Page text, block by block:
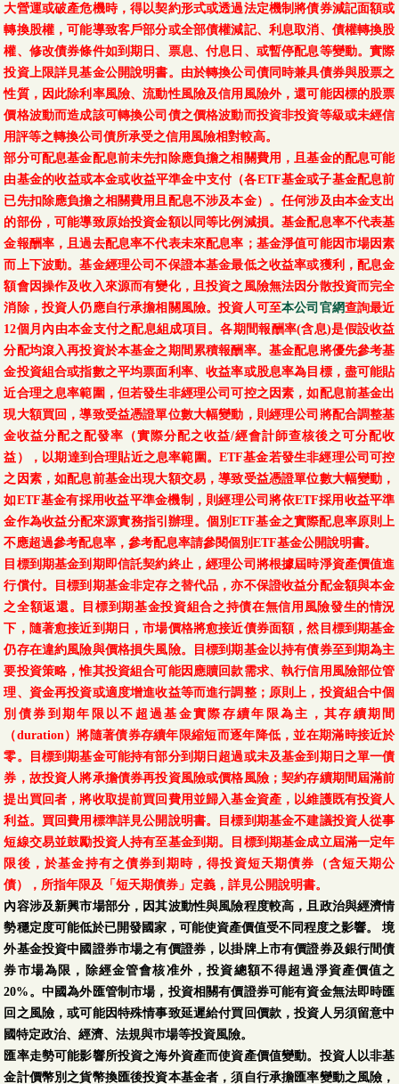
大營運或破產危機時，得以契約形式或透過法定機制將債券減記面額或
轉換股權，可能導致客戶部分或全部債權減記、利息取消、債權轉換股
權、修改債券條件如到期日、票息、付息日、或暫停配息等變動。實際
投資上限詳見基金公開說明書。由於轉換公司債同時兼具債券與股票之
性質，因此除利率風險、流動性風險及信用風險外，還可能因標的股票
價格波動而造成該可轉換公司債之價格波動而投資非投資等級或未經信
用評等之轉換公司債所承受之信用風險相對較高。
部分可配息基金配息前未先扣除應負擔之相關費用，且基金的配息可能
由基金的收益或本金或收益平準金中支付（各ETF基金或子基金配息前
已先扣除應負擔之相關費用且配息不涉及本金）。任何涉及由本金支出
的部份，可能導致原始投資金額以同等比例減損。基金配息率不代表基
金報酬率，且過去配息率不代表未來配息率；基金淨值可能因市場因素
而上下波動。基金經理公司不保證本基金最低之收益率或獲利，配息金
額會因操作及收入來源而有變化，且投資之風險無法因分散投資而完全
消除，投資人仍應自行承擔相關風險。投資人可至本公司官網查詢最近
12個月內由本金支付之配息組成項目。各期間報酬率(含息)是假設收益
分配均滾入再投資於本基金之期間累積報酬率。基金配息將優先參考基
金投資組合或指數之平均票面利率、收益率或股息率為目標，盡可能貼
近合理之息率範圍，但若發生非經理公司可控之因素，如配息前基金出
現大額買回，導致受益憑證單位數大幅變動，則經理公司將配合調整基
金收益分配之配發率（實際分配之收益/經會計師查核後之可分配收
益），以期達到合理貼近之息率範圍。ETF基金若發生非經理公司可控
之因素，如配息前基金出現大額交易，導致受益憑證單位數大幅變動，
如ETF基金有採用收益平準金機制，則經理公司將依ETF採用收益平準
金作為收益分配來源實務指引辦理。個別ETF基金之實際配息率原則上
不應超過參考配息率，參考配息率請參閱個別ETF基金公開說明書。
目標到期基金到期即信託契約終止，經理公司將根據屆時淨資產價值進
行償付。目標到期基金非定存之替代品，亦不保證收益分配金額與本金
之全額返還。目標到期基金投資組合之持債在無信用風險發生的情況
下，隨著愈接近到期日，市場價格將愈接近債券面額，然目標到期基金
仍存在違約風險與價格損失風險。目標到期基金以持有債券至到期為主
要投資策略，惟其投資組合可能因應贖回款需求、執行信用風險部位管
理、資金再投資或適度增進收益等而進行調整；原則上，投資組合中個
別債券到期年限以不超過基金實際存續年限為主，其存續期間
（duration）將隨著債券存續年限縮短而逐年降低，並在期滿時接近於
零。目標到期基金可能持有部分到期日超過或未及基金到期日之單一債
券，故投資人將承擔債券再投資風險或價格風險；契約存續期間屆滿前
提出買回者，將收取提前買回費用並歸入基金資產，以維護既有投資人
利益。買回費用標準詳見公開說明書。目標到期基金不建議投資人從事
短線交易並鼓勵投資人持有至基金到期。目標到期基金成立屆滿一定年
限後，於基金持有之債券到期時，得投資短天期債券（含短天期公
債），所指年限及「短天期債券」定義，詳見公開說明書。
內容涉及新興市場部分，因其波動性與風險程度較高，且政治與經濟情
勢穩定度可能低於已開發國家，可能使資產價值受不同程度之影響。 境
外基金投資中國證券市場之有價證券，以掛牌上市有價證券及銀行間債
券市場為限，除經金管會核准外，投資總額不得超過淨資產價值之
20%。中國為外匯管制市場，投資相關有價證券可能有資金無法即時匯
回之風險，或可能因特殊情事致延遲給付買回價款，投資人另須留意中
國特定政治、經濟、法規與巿場等投資風險。
匯率走勢可能影響所投資之海外資產而使資產價值變動。投資人以非基
金計價幣別之貨幣換匯後投資本基金者，須自行承擔匯率變動之風險，